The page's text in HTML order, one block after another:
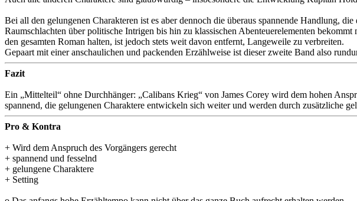
Bei all den gelungenen Charakteren ist es aber dennoch die überaus spannende Handlung,
Raumschlachten über politische Intrigen bis hin zu klassischen Abenteuerelementen
den gesamten Roman halten, ist jedoch stets weit davon entfernt, Langeweile zu verbreiten.
Gepaart mit einer anschaulichen und packenden Erzählweise ist dieser zweite Band also
Fazit
Ein „Mittelteil“ ohne Durchhänger: „Calibans Krieg“ von James Corey wird dem hohen
spannend, die gelungenen Charaktere entwickeln sich weiter und werden durch zusätzliche
Pro & Kontra
+ Wird dem Anspruch des Vorgängers gerecht
+ spannend und fesselnd
+ gelungene Charaktere
+ Setting